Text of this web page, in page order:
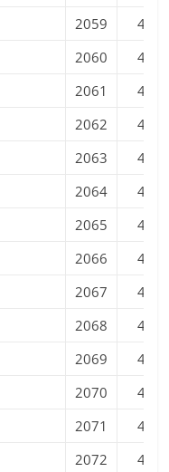
2059
402
2060
404
2061
405
2062
406
2063
407
2064
407
2065
408
2066
409
2067
410
2068
411
2069
412
2070
413
2071
413
2072
414